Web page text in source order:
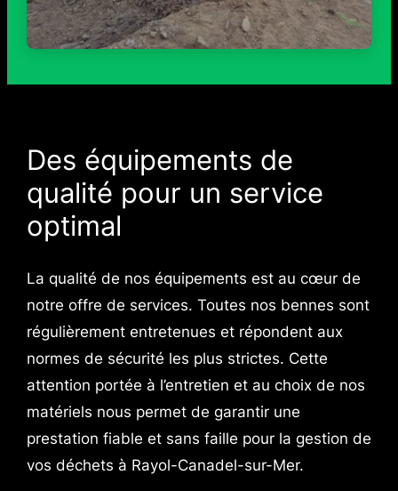
Des équipements de
qualité pour un service
optimal
La qualité de nos équipements est au cœur de
notre offre de services. Toutes nos bennes sont
régulièrement entretenues et répondent aux
normes de sécurité les plus strictes. Cette
attention portée à l’entretien et au choix de nos
matériels nous permet de garantir une
prestation fiable et sans faille pour la gestion de
vos déchets à Rayol-Canadel-sur-Mer.